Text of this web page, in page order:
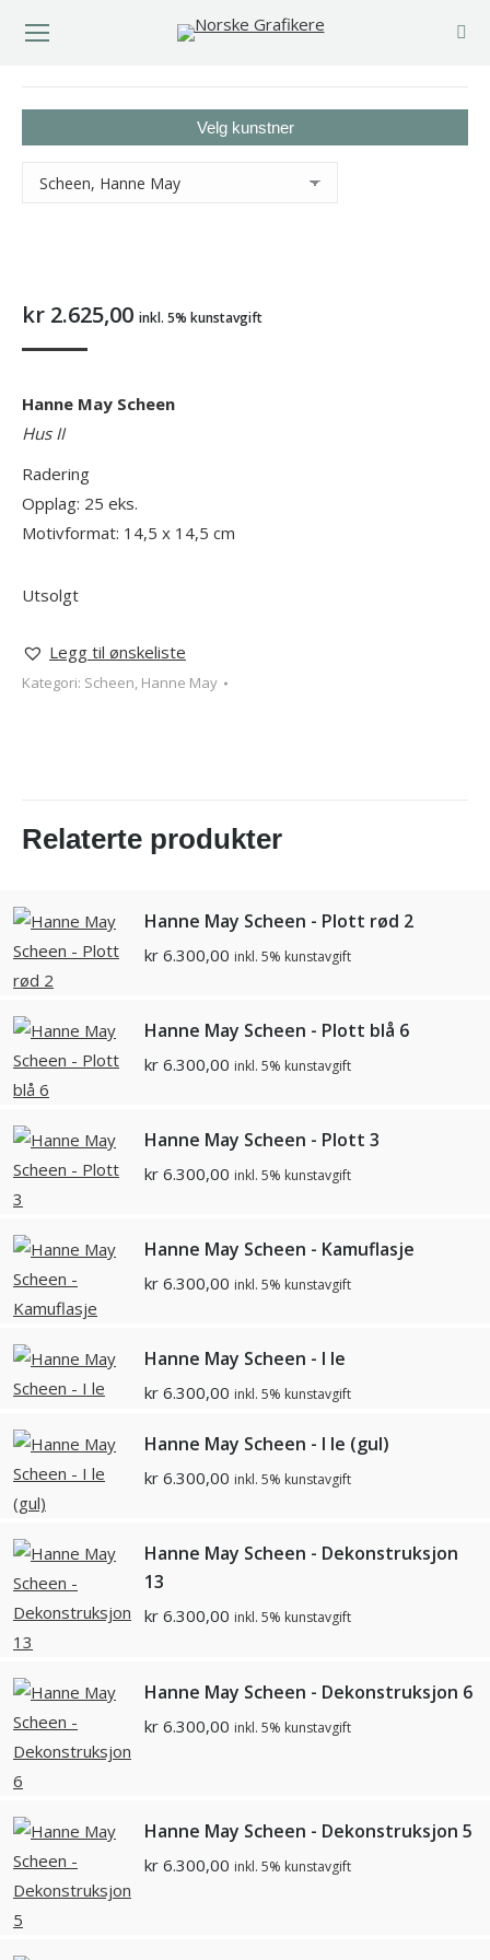
Velg kunstner
kr 2.625,00 inkl. 5% kunstavgift
Hanne May Scheen
Hus II
Radering
Opplag: 25 eks.
Motivformat: 14,5 x 14,5 cm
Utsolgt
Legg til ønskeliste
Kategori: Scheen, Hanne May
Relaterte produkter
Hanne May Scheen - Plott rød 2
kr 6.300,00 inkl. 5% kunstavgift
Hanne May Scheen - Plott blå 6
kr 6.300,00 inkl. 5% kunstavgift
Hanne May Scheen - Plott 3
kr 6.300,00 inkl. 5% kunstavgift
Hanne May Scheen - Kamuflasje
kr 6.300,00 inkl. 5% kunstavgift
Hanne May Scheen - I le
kr 6.300,00 inkl. 5% kunstavgift
Hanne May Scheen - I le (gul)
kr 6.300,00 inkl. 5% kunstavgift
Hanne May Scheen - Dekonstruksjon
13
kr 6.300,00 inkl. 5% kunstavgift
Hanne May Scheen - Dekonstruksjon 6
kr 6.300,00 inkl. 5% kunstavgift
Hanne May Scheen - Dekonstruksjon 5
kr 6.300,00 inkl. 5% kunstavgift